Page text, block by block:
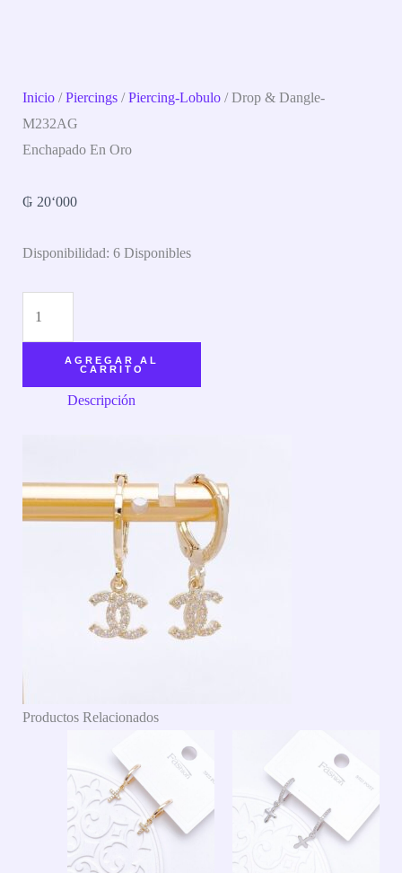
Inicio /Piercings /Piercing-Lobulo / Drop & Dangle-
M232AG
Enchapado En Oro
₲ 20‘000
Disponibilidad: 6 Disponibles
AGREGAR AL
CARRITO
Descripción
Productos Relacionados